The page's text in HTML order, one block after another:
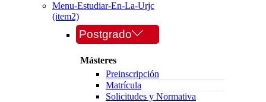
Menu-Estudiar-En-La-Urjc
(item2)
Postgrado
Másteres
Preinscripción
Matrícula
Solicitudes y Normativa